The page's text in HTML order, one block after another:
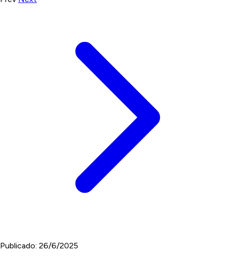
Publicado: 26/6/2025